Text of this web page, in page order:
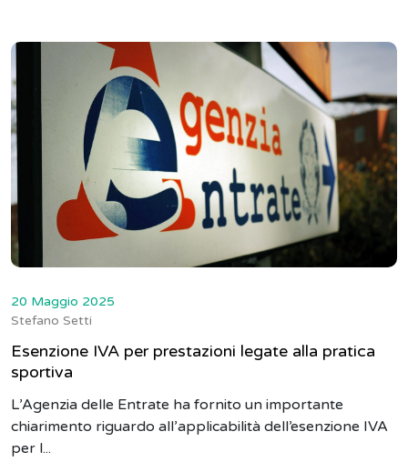
20 Maggio 2025
Stefano Setti
Esenzione IVA per prestazioni legate alla pratica
sportiva
L’Agenzia delle Entrate ha fornito un importante
chiarimento riguardo all’applicabilità dell’esenzione IVA
per l...